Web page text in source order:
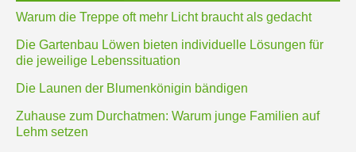
Warum die Treppe oft mehr Licht braucht als gedacht
Die Gartenbau Löwen bieten individuelle Lösungen für
die jeweilige Lebenssituation
Die Launen der Blumenkönigin bändigen
Zuhause zum Durchatmen: Warum junge Familien auf
Lehm setzen